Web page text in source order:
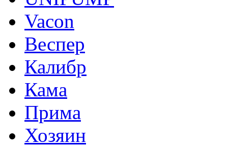
Vacon
Веспер
Калибр
Кама
Прима
Хозяин